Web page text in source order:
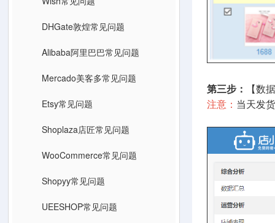
DHGate敦煌常见问题
Alibaba阿里巴巴常见问题
Mercado美客多常见问题
Etsy常见问题
Shoplaza店匠常见问题
WooCommerce常见问题
Shopyy常见问题
UEESHOP常见问题
第三步：
【数
注意： 当天发